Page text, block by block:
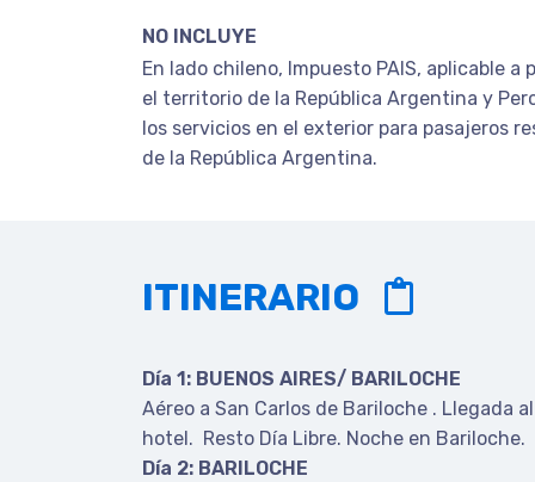
NO INCLUYE
En lado chileno, Impuesto PAIS, aplicable a
el territorio de la República Argentina y
los servicios en el exterior para pasajeros
de la República Argentina.
ITINERARIO
Día 1: BUENOS AIRES/ BARILOCHE
Aéreo a San Carlos de Bariloche . Llegada
hotel. Resto Día Libre. Noche en Bariloche.
Día 2: BARILOCHE